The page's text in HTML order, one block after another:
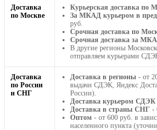
Доставка
по Москве
Курьерская доставка по
За МКАД курьером в
руб.
Срочная доставка по
Срочная доставка за
В другие регионы
отправляем курьерами
Доставка
по России
и СНГ
Доставка в регионы - от
выдачи СДЭК, Яндекс
России).
Доставка курьером СДЭК
Доставка в страны СНГ -
Оптом - от 600 руб. в
населенного пункта